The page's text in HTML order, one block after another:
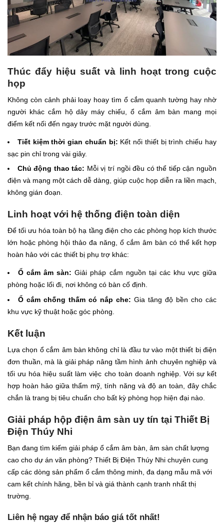
Thúc đẩy hiệu suất và linh hoạt trong cuộc
họp
Không còn cảnh phải loay hoay tìm ổ cắm quanh tường hay nhờ
người khác cắm hộ dây máy chiếu, ổ cắm âm bàn mang mọi
điểm kết nối đến ngay trước mặt người dùng.
Tiết kiệm thời gian chuẩn bị: Kết nối thiết bị trình chiếu hay
sạc pin chỉ trong vài giây.
Chủ động thao tác: Mỗi vị trí ngồi đều có thể tiếp cận nguồn
điện và mạng một cách dễ dàng, giúp cuộc họp diễn ra liền mạch,
không gián đoạn.
Linh hoạt với hệ thống điện toàn diện
Để tối ưu hóa toàn bộ hạ tầng điện cho các phòng họp kích thước
lớn hoặc phòng hội thảo đa năng, ổ cắm âm bàn có thể kết hợp
hoàn hảo với các thiết bị phụ trợ khác:
Ổ cắm âm sàn:Giải pháp cắm nguồn tại các khu vực giữa
phòng hoặc lối đi, nơi không có bàn cố định.
Ổ cắm chống thấm có nắp che: Gia tăng độ bền cho các
khu vực kỹ thuật hoặc góc phòng.
Kết luận
Lựa chọn ổ cắm âm bàn không chỉ là đầu tư vào một thiết bị điện
đơn thuần, mà là giải pháp nâng tầm hình ảnh chuyên nghiệp và
tối ưu hóa hiệu suất làm việc cho toàn doanh nghiệp. Với sự kết
hợp hoàn hảo giữa thẩm mỹ, tính năng và độ an toàn, đây chắc
chắn là trang bị tiêu chuẩn cho bất kỳ phòng họp hiện đại nào.
Giải pháp hộp điện âm sàn uy tín tại Thiết Bị
Điện Thúy Nhi
Bạn đang tìm kiếm giải pháp ổ cắm âm bàn, âm sàn chất lượng
cao cho dự án văn phòng? Thiết Bị Điện Thúy Nhi chuyên cung
cấp các dòng sản phẩm ổ cắm thông minh, đa dạng mẫu mã với
cam kết chính hãng, bền bỉ và giá thành cạnh tranh nhất thị
trường.
Liên hệ ngay để nhận báo giá tốt nhất!